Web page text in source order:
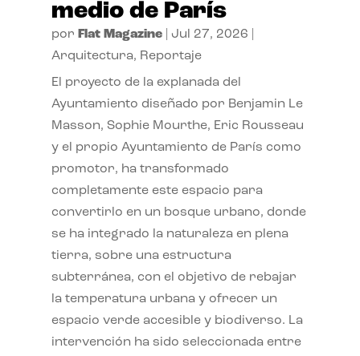
medio de París
por Flat Magazine| Jul 27, 2026
Arquitectura, Reportaje
El proyecto de la explanada del
Ayuntamiento diseñado por Benjamin Le
Masson, Sophie Mourthe, Eric Rousseau
y el propio Ayuntamiento de París como
promotor, ha transformado
completamente este espacio para
convertirlo en un bosque urbano, donde
se ha integrado la naturaleza en plena
tierra, sobre una estructura
subterránea, con el objetivo de rebajar
la temperatura urbana y ofrecer un
espacio verde accesible y biodiverso. La
intervención ha sido seleccionada entre